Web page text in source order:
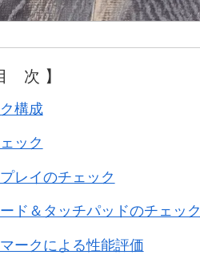
次 】
構成
ック
レイのチェック
ド＆タッチパッドのチェック
ークによる性能評価